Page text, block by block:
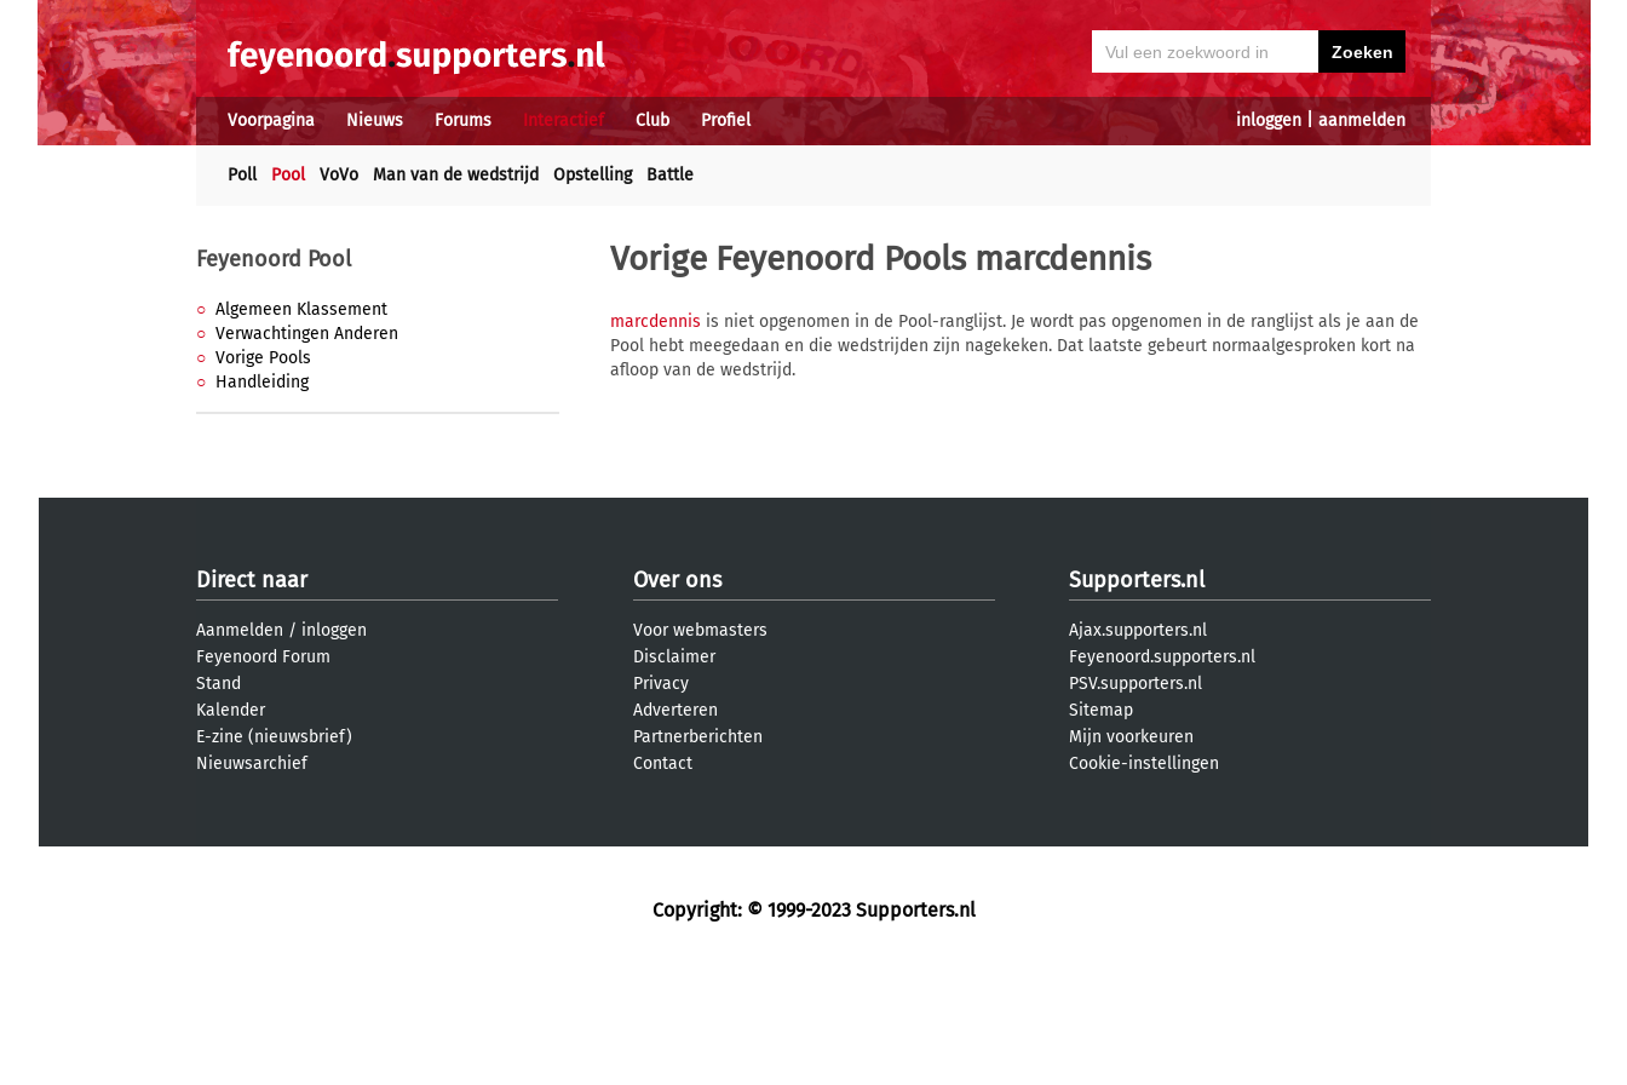
inloggen aanmelden
Voorpagina Nieuws Forums Interactief Club Profiel
Poll Pool VoVo Man van de wedstrijd Opstelling Battle
Feyenoord Pool
Algemeen Klassement
Verwachtingen Anderen
Vorige Pools
Handleiding
Vorige Feyenoord Pools marcdennis
marcdennis is niet opgenomen in de Pool-ranglijst. Je wordt pas opgenomen in de ranglijst als je aan de
Pool hebt meegedaan en die wedstrijden zijn nagekeken. Dat laatste gebeurt normaalgesproken kort na
afloop van de wedstrijd.
Direct naar
Aanmelden / inloggen
Feyenoord Forum
Stand
Kalender
E-zine (nieuwsbrief)
Nieuwsarchief
Over ons
Voor webmasters
Disclaimer
Privacy
Adverteren
Partnerberichten
Contact
Supporters.nl
Ajax.supporters.nl
Feyenoord.supporters.nl
PSV.supporters.nl
Sitemap
Mijn voorkeuren
Cookie-instellingen
Copyright: © 1999-2023 Supporters.nl